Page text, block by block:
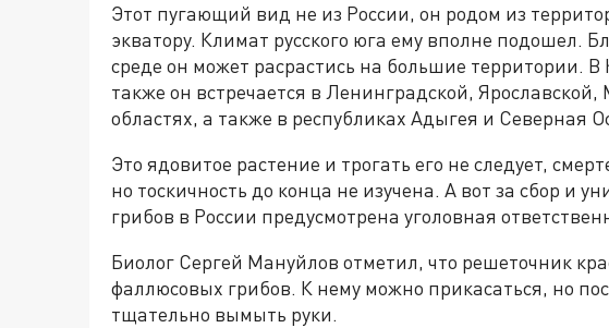
Этот пугающий вид не из России, он родом из
экватору. Климат русского юга ему вполне подошел.
среде он может расрастись на большие территории. В
также он встречается в Ленинградской, Ярославской,
областях, а также в республиках Адыгея и Северная
Это ядовитое растение и трогать его не следует,
но тоскичность до конца не изучена. А вот за сбор и
грибов в России предусмотрена уголовная
Биолог Сергей Мануйлов отметил, что решеточник
фаллюсовых грибов. К нему можно прикасаться, но
тщательно вымыть руки.